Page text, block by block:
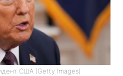
США (Getty Images)